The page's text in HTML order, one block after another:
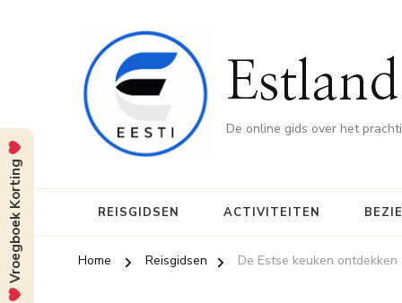
De online gids over het
REISGIDSEN ACTIVITEITEN
Home Reisgidsen De Estse keuken ontdekken
Vroegboek Korting